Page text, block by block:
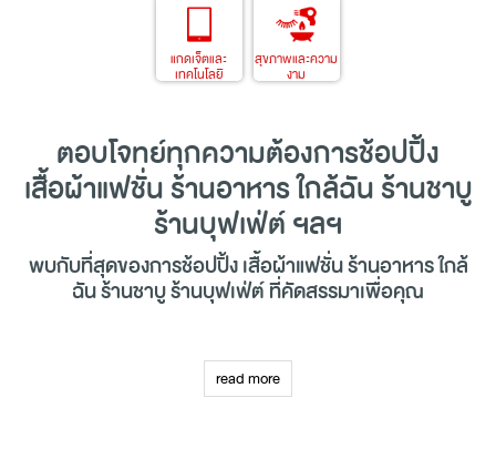
แกดเจ็ตและ
เทคโนโลยี
สุขภาพและความ
งาม
ตอบโจทย์ทุกความต้องการช้อปปิ้ง
เสื้อผ้าแฟชั่น ร้านอาหาร ใกล้ฉัน ร้านชาบู
ร้านบุฟเฟ่ต์ ฯลฯ
พบกับที่สุดของการช้อปปิ้งเสื้อผ้าแฟชั่น ร้านอาหาร ใกล้
ฉัน ร้านชาบู ร้านบุฟเฟ่ต์ ที่คัดสรรมาเพื่อคุณ
บางนา พร้อมเนรมิตพื้นที่ทั้งบริเวณภายนอกและภายในของศูนย์การค้า
เพื่อพาคุณไปร่วมสัมผัสและค้นหาทุกร้านค้าที่ใช่ในสไตล์ที่คุณชื่นชอบ ที่
read more